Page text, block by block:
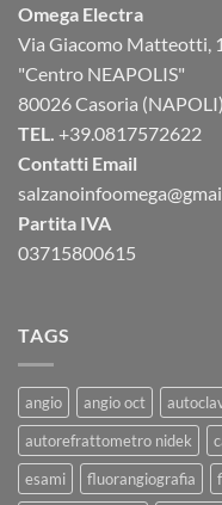
Omega Electra
Via Giacomo Matteotti,
"Centro NEAPOLIS"
80026 Casoria (NAPOLI)
TEL. +39.0817572622
Contatti Email
Partita IVA
03715800615
TAGS
angio angio oct
autorefrattometro nidek
esami
fluorangiografia